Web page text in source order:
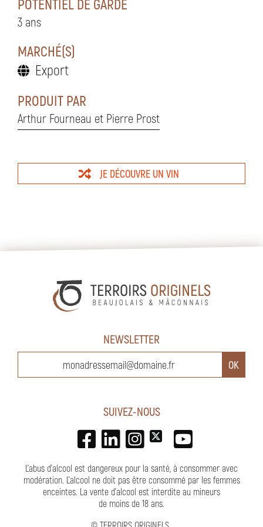
POTENTIEL DE GARDE
3 ans
MARCHÉ(S)
Export
PRODUIT PAR
Arthur Fourneau et Pierre Prost
JE DÉCOUVRE UN VIN
NEWSLETTER
SUIVEZ-NOUS
L'abus d'alcool est dangereux pour la santé, à consommer avec
modération. L’alcool ne doit pas être consommé par les femmes
enceintes. La vente d'alcool est interdite au mineurs
de moins de 18 ans.